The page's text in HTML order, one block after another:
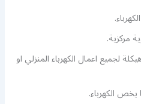
مركزية.
لجميع اعمال الكهرباء المنزلي او
الكهرباء.